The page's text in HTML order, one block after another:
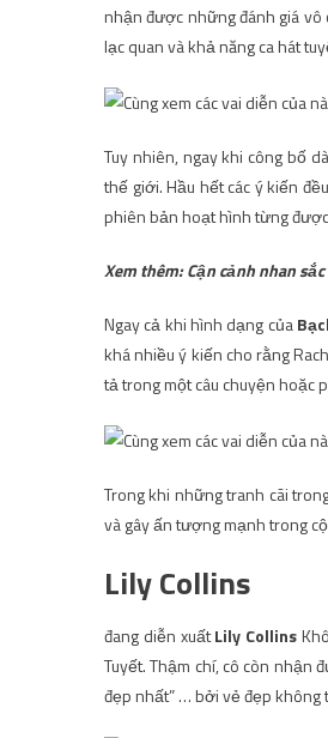
nhận được những đánh giá vô
lạc quan và khả năng ca hát
Tuy nhiên, ngay khi công bố
thế giới. Hầu hết các ý kiến
phiên bản hoạt hình từng
Xem thêm: Cận cảnh nhan
Ngay cả khi hình dạng của
khá nhiều ý kiến ​​cho rằng
tả trong một câu chuyện hoặc
Trong khi những tranh cãi
và gây ấn tượng mạnh trong
Lily Collins
đang diễn xuấtLily Collins
Tuyết. Thậm chí, cô còn nhận
đẹp nhất” … bởi vẻ đẹp không